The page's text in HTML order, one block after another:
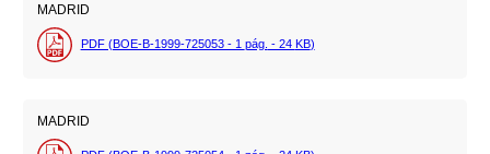
MADRID
PDF (BOE-B-1999-725053 - 1 pág. - 24 KB)
MADRID